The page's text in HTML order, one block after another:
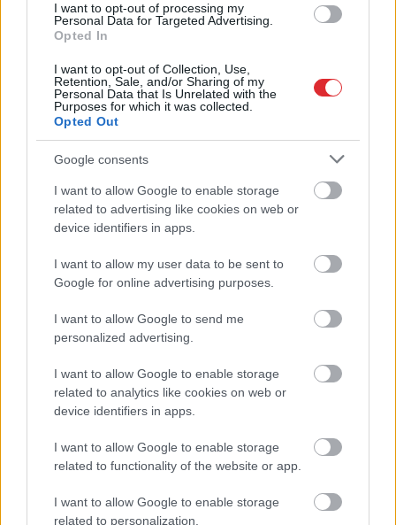
I want to opt-out of processing my
Personal Data for Targeted Advertising.
Opted In
I want to opt-out of Collection, Use,
Retention, Sale, and/or Sharing of my
Personal Data that Is Unrelated with the
Purposes for which it was collected.
Opted Out
Google consents
I want to allow Google to enable storage
related to advertising like cookies on web or
device identifiers in apps.
I want to allow my user data to be sent to
Google for online advertising purposes.
I want to allow Google to send me
personalized advertising.
I want to allow Google to enable storage
related to analytics like cookies on web or
device identifiers in apps.
I want to allow Google to enable storage
related to functionality of the website or app.
I want to allow Google to enable storage
related to personalization.
Nabagacilvēks! “Pepco”
veikalā kāds pircējs dabūjis
dzirdēt to, ko viņam
noteikti nebūtu jādzird
Atcelt Ziņot